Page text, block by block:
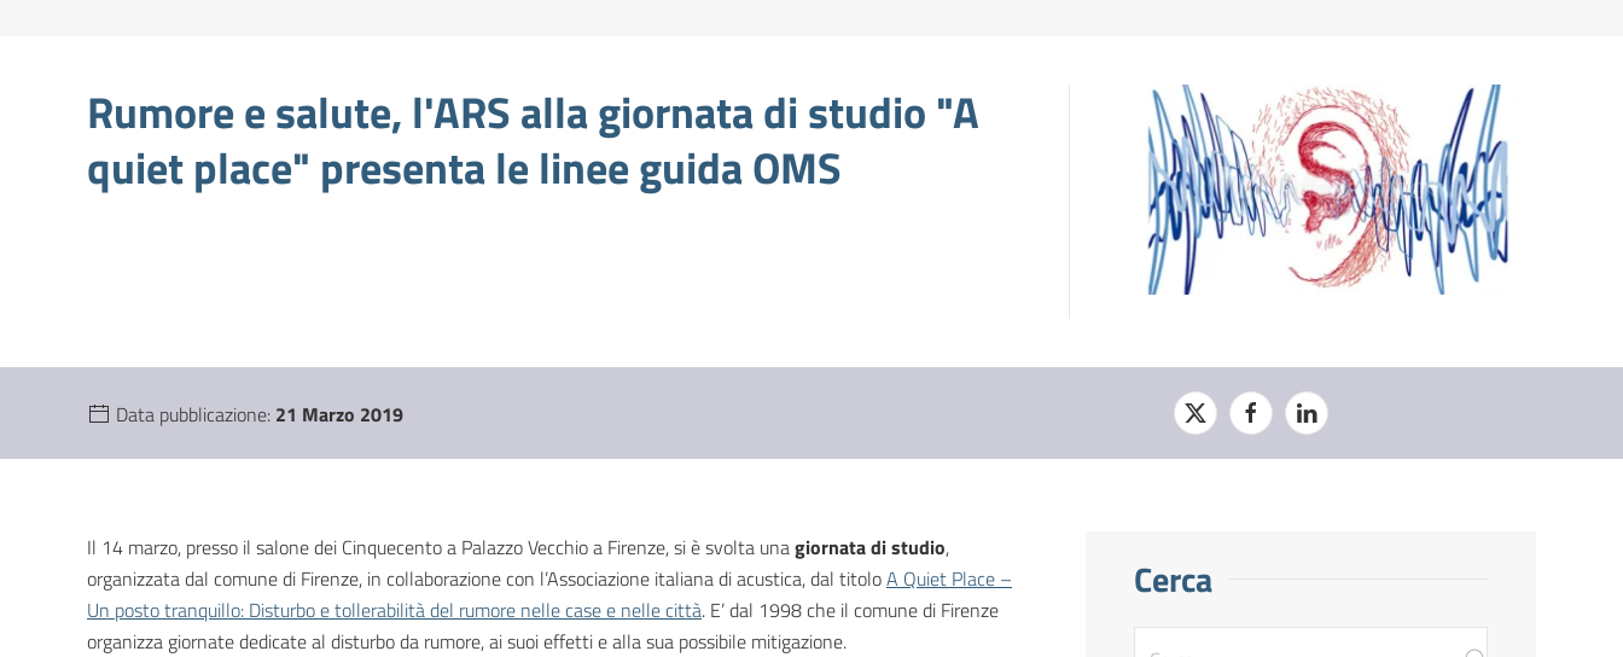
Rumore e salute, l'ARS alla giornata di studio "A
quiet place" presenta le linee guida OMS
Data pubblicazione: 21 Marzo 2019
Il 14 marzo, presso il salone dei Cinquecento a Palazzo Vecchio a Firenze, si è svolta unagiornata di studio,
organizzata dal comune di Firenze, in collaborazione con l’Associazione italiana di acustica, dal titoloA Quiet Place –
Un posto tranquillo: Disturbo e tollerabilità del rumore nelle case e nelle città. E’ dal 1998 che il comune di Firenze
organizza giornate dedicate al disturbo da rumore, ai suoi effetti e alla sua possibile mitigazione.
Cerca